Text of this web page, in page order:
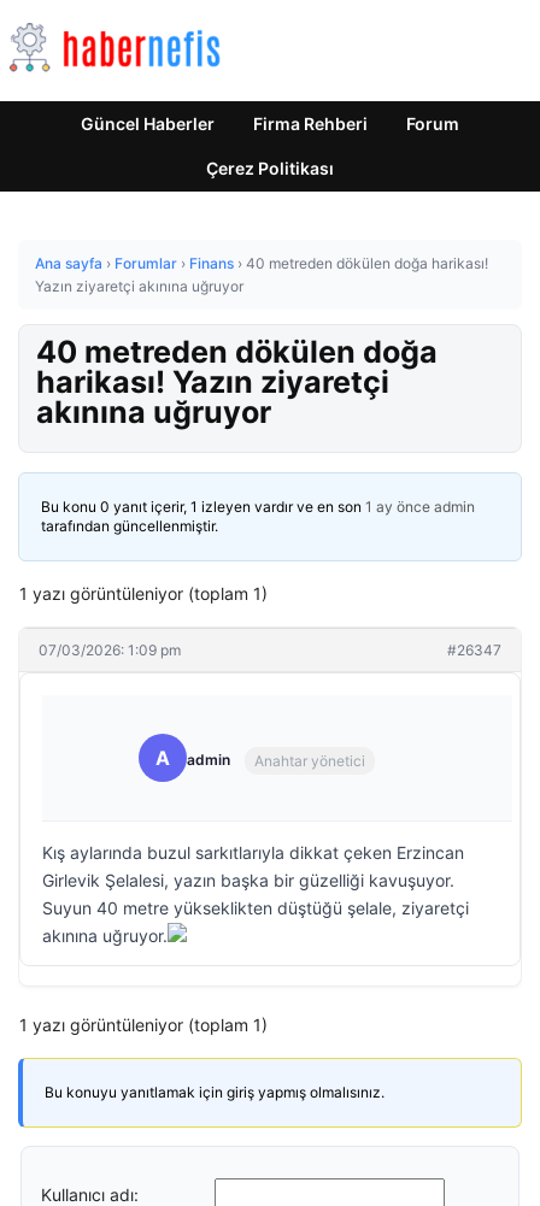
Güncel Haberler Firma Rehberi Forum
Çerez Politikası
Ana sayfa › Forumlar › Finans › 40 metreden dökülen doğa harikası!
Yazın ziyaretçi akınına uğruyor
40 metreden dökülen doğa
harikası! Yazın ziyaretçi
akınına uğruyor
Bu konu 0 yanıt içerir, 1 izleyen vardır ve en son 1 ay önce admin
tarafından güncellenmiştir.
1 yazı görüntüleniyor (toplam 1)
07/03/2026: 1:09 pm #26347
A admin Anahtar yönetici
Kış aylarında buzul sarkıtlarıyla dikkat çeken Erzincan
Girlevik Şelalesi, yazın başka bir güzelliği kavuşuyor.
Suyun 40 metre yükseklikten düştüğü şelale, ziyaretçi
akınına uğruyor.
1 yazı görüntüleniyor (toplam 1)
Bu konuyu yanıtlamak için giriş yapmış olmalısınız.
Kullanıcı adı: